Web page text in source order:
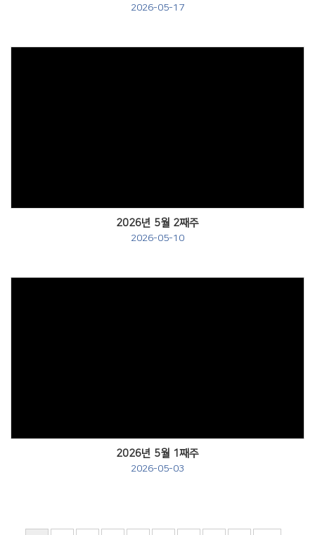
2026-05-17
2026년 5월 2째주
2026-05-10
2026년 5월 1째주
2026-05-03